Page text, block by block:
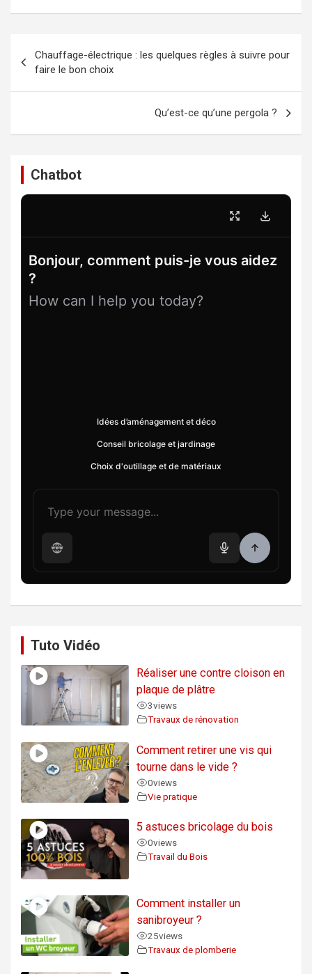
de
l’article
Chauffage-électrique : les quelques règles à suivre pour
faire le bon choix
Qu’est-ce qu’une pergola ?
Chatbot
Bonjour, comment puis-je vous aidez
?
How can I help you today?
Idées d’aménagement et déco
Conseil bricolage et jardinage
Choix d'outillage et de matériaux
Tuto Vidéo
Réaliser une contre cloison en
plaque de plâtre
3views
Travaux de rénovation
Comment retirer une vis qui
tourne dans le vide ?
0views
Vie pratique
5 astuces bricolage du bois
0views
Travail du Bois
Comment installer un
sanibroyeur ?
25views
Travaux de plomberie